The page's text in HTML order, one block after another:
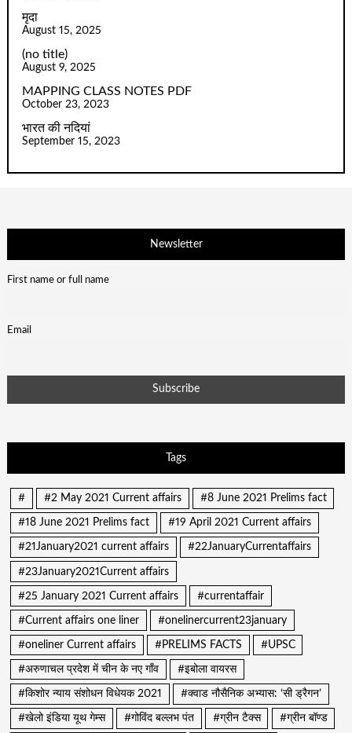
मृदा
August 15, 2025
(no title)
August 9, 2025
MAPPING CLASS NOTES PDF
October 23, 2023
भारत की नदियां
September 15, 2023
Newsletter
First name or full name
Email
Tags
# #2 May 2021 Current affairs #8 June 2021 Prelims fact
#18 June 2021 Prelims fact #19 April 2021 Current affairs
#21January2021 current affairs #22JanuaryCurrentaffairs
#23January2021Current affairs
#25 January 2021 Current affairs #currentaffair
#Current affairs one liner #onelinercurrent23january
#oneliner Current affairs #PRELIMS FACTS #UPSC
#अरुणाचल प्रदेश में चीन के नए गाँव #इबोला वायरस
#किशोर न्याय संशोधन विधेयक 2021 #क्वाड नौसैनिक अभ्यास: ‘सी ड्रैगन’
#खेलो इंडिया यूथ गेम्स #गोविंद बल्लभ पंत #ग्रीन टैक्स #ग्रीन बॉण्ड